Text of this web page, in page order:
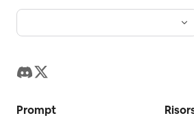
Prompt